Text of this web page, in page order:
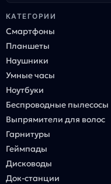
КАТЕГОРИИ
Смартфоны
Планшеты
Наушники
Умные часы
Ноутбуки
Беспроводные пылесосы
Выпрямители для волос
Гарнитуры
Геймпады
Дисководы
Док-станции